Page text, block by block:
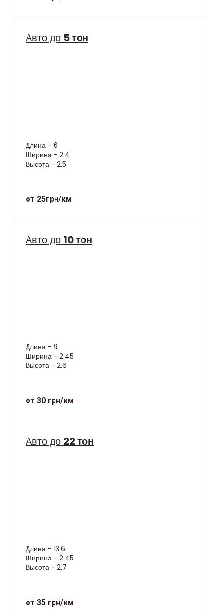
Авто до 5 тон
Длина - 6
Ширина - 2.4
Высота - 2.5
от 25грн/км
Авто до 10 тон
Длина - 9
Ширина - 2.45
Высота - 2.6
от 30 грн/км
Авто до 22 тон
Длина - 13.6
Ширина - 2.45
Высота - 2.7
от 35 грн/км